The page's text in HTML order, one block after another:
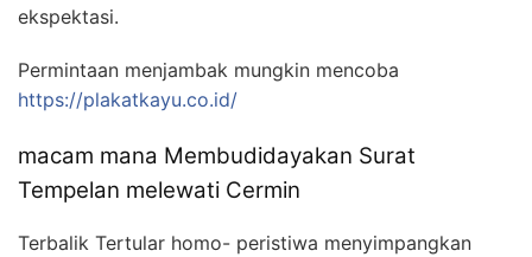
ekspektasi.
Permintaan menjambak mungkin mencoba
https://plakatkayu.co.id/
macam mana Membudidayakan Surat
Tempelan melewati Cermin
Terbalik Tertular homo- peristiwa menyimpangkan